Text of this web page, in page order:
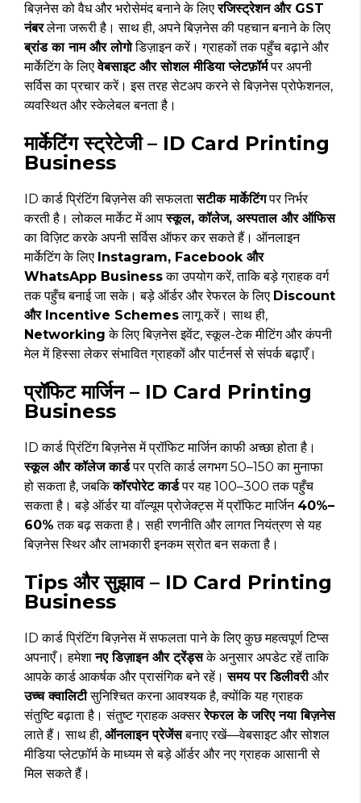
बिज़नेस को वैध और भरोसेमंद बनाने के लिएरजिस्ट्रेशन और GST
नंबरलेना जरूरी है। साथ ही, अपने बिज़नेस की पहचान बनाने के लिए
ब्रांड का नाम और लोगोडिज़ाइन करें। ग्राहकों तक पहुँच बढ़ाने और
मार्केटिंग के लिएवेबसाइट और सोशल मीडिया प्लेटफ़ॉर्मपर अपनी
सर्विस का प्रचार करें। इस तरह सेटअप करने से बिज़नेस प्रोफेशनल,
व्यवस्थित और स्केलेबल बनता है।
मार्केटिंग स्ट्रेटेजी – ID Card Printing
Business
ID कार्ड प्रिंटिंग बिज़नेस की सफलतासटीक मार्केटिंगपर निर्भर
करती है। लोकल मार्केट में आपस्कूल, कॉलेज, अस्पताल और ऑफिस
का विज़िट करके अपनी सर्विस ऑफर कर सकते हैं। ऑनलाइन
मार्केटिंग के लिए Instagram, Facebook और
WhatsApp Businessका उपयोग करें, ताकि बड़े ग्राहक वर्ग
तक पहुँच बनाई जा सके। बड़े ऑर्डर और रेफरल के लिए Discount
और Incentive Schemesलागू करें। साथ ही,
Networking के लिए बिज़नेस इवेंट, स्कूल-टेक मीटिंग और कंपनी
मेल में हिस्सा लेकर संभावित ग्राहकों और पार्टनर्स से संपर्क बढ़ाएँ।
प्रॉफिट मार्जिन – ID Card Printing
Business
ID कार्ड प्रिंटिंग बिज़नेस में प्रॉफिट मार्जिन काफी अच्छा होता है।
स्कूल और कॉलेज कार्डपर प्रति कार्ड लगभग ₹50–₹150 का मुनाफा
हो सकता है, जबकिकॉरपोरेट कार्डपर यह ₹100–₹300 तक पहुँच
सकता है। बड़े ऑर्डर या वॉल्यूम प्रोजेक्ट्स में प्रॉफिट मार्जिन 40%–
60% तक बढ़ सकता है। सही रणनीति और लागत नियंत्रण से यह
बिज़नेस स्थिर और लाभकारी इनकम स्रोत बन सकता है।
Tips और सुझाव – ID Card Printing
Business
ID कार्ड प्रिंटिंग बिज़नेस में सफलता पाने के लिए कुछ महत्वपूर्ण टिप्स
अपनाएँ। हमेशानए डिज़ाइन और ट्रेंड्सके अनुसार अपडेट रहें ताकि
आपके कार्ड आकर्षक और प्रासंगिक बने रहें।समय पर डिलीवरीऔर
उच्च क्वालिटीसुनिश्चित करना आवश्यक है, क्योंकि यह ग्राहक
संतुष्टि बढ़ाता है। संतुष्ट ग्राहक अक्सररेफरल के जरिए नया बिज़नेस
लाते हैं। साथ ही, ऑनलाइन प्रेजेंसबनाए रखें—वेबसाइट और सोशल
मीडिया प्लेटफ़ॉर्म के माध्यम से बड़े ऑर्डर और नए ग्राहक आसानी से
मिल सकते हैं।